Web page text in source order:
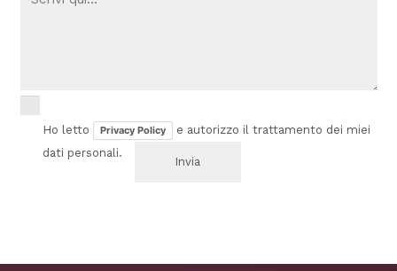
Ho letto Privacy Policy
e autorizzo il trattamento dei miei
dati personali.